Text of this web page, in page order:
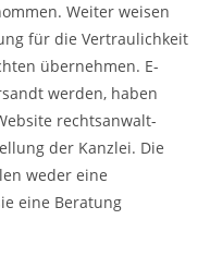
Weiter weisen
für die Vertraulichkeit
übernehmen. E-
werden, haben
rechtsanwalt-
der Kanzlei. Die
weder eine
eine Beratung